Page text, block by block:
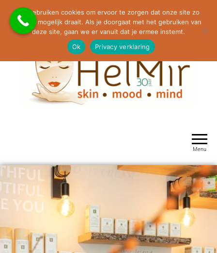
Molenaarstraat 63, 5374 GX Schaijk
0486-464264 / 06-23530490 / info@helmir.nl
HelMir Huidverbetering Schaijk
Menu
We gebruiken cookies om ervoor te zorgen dat onze site zo
soepel mogelijk draait. Als je doorgaat met het gebruiken van
deze site, gaan we er vanuit dat je ermee instemt.
Ok
Privacy verklaring